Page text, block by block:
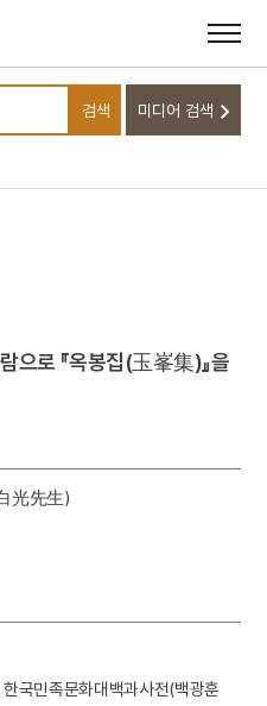
검색어를 입력하세요
검색 미디어 검색
으로 『옥봉집(玉峯集)』을
光先生)
국민족문화대백과사전(백광훈